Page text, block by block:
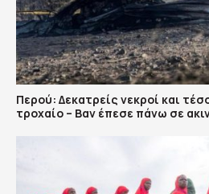
Περού: Δεκατρείς νεκροί και
τροχαίο – Βαν έπεσε πάνω σε